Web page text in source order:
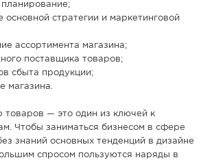
основной стратегии и маркетинговой
ассортимента магазина;
поставщика товаров;
сбыта продукции;
магазина.
товаров — это один из ключей к
Чтобы заниматься бизнесом в сфере
знаний основных тенденций в дизайне
спросом пользуются наряды в